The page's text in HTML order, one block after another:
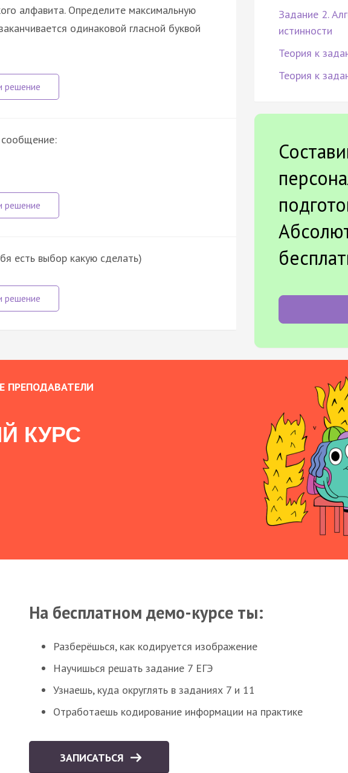
алфавита. Определите максимальную
одинаковой гласной буквой
есть выбор какую сделать)
Задание 2.
истинности
Теория к
Теория к
ПРЕПОДАВАТЕЛИ
КУРС
На бесплатном демо-курсе ты:
Разберёшься, как кодируется изображение
Научишься решать задание 7 ЕГЭ
Узнаешь, куда округлять в заданиях 7 и 11
Отработаешь кодирование информации на практике
ЗАПИСАТЬСЯ